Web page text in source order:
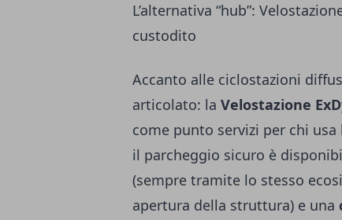
L’alternativa “hub”:
custodito
Accanto alle ciclostazioni
articolato: la Velostazione
come punto servizi per chi
il parcheggio sicuro è
(sempre tramite lo stesso
apertura della struttura) e una